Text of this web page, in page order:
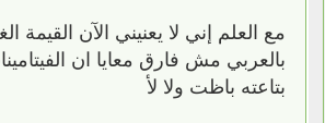
مع العلم إني لا يعنيني الآن القيمة
بالعربي مش فارق معايا ان
بتاعته باظت ولا لأ